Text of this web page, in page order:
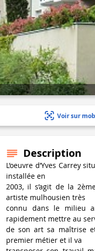
Voir sur
Description
L’oeuvre d’Yves Carrey
installée en
2003, il s’agit de la
artiste mulhousien très
connu dans le milieu
rapidement mettre au
de son art sa maîtrise
premier métier et il va